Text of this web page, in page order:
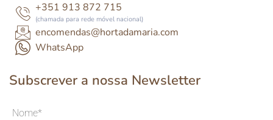
+351 913 872 715
(chamada para rede móvel nacional)
encomendas@hortadamaria.com
WhatsApp
Subscrever a nossa Newsletter
Nome*